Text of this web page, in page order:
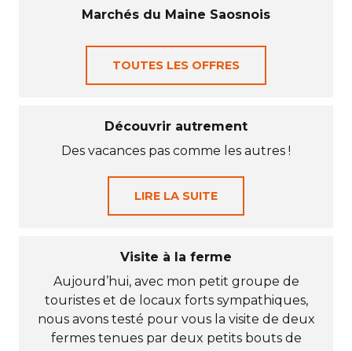
Marchés du Maine Saosnois
TOUTES LES OFFRES
Découvrir autrement
Des vacances pas comme les autres !
LIRE LA SUITE
Visite à la ferme
Aujourd’hui, avec mon petit groupe de
touristes et de locaux forts sympathiques,
nous avons testé pour vous la visite de deux
fermes tenues par deux petits bouts de